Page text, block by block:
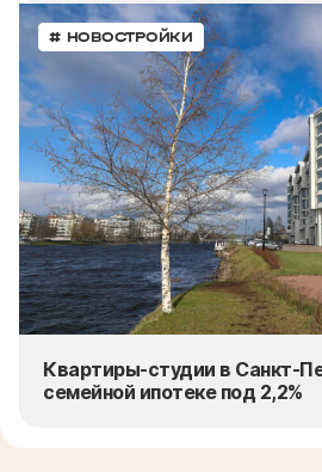
# НОВОСТРОЙКИ
Квартиры-студии в Санкт-
семейной ипотеке под 2,2%